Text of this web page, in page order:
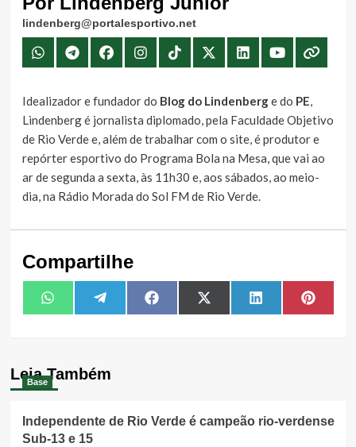
lindenberg@portalesportivo.net
Idealizador e fundador do Blog do Lindenberge do PE,
Lindenberg é jornalista diplomado, pela Faculdade Objetivo
de Rio Verde e, além de trabalhar com o site, é produtor e
repórter esportivo do Programa Bola na Mesa, que vai ao
ar de segunda a sexta, às 11h30 e, aos sábados, ao meio-
dia, na Rádio Morada do Sol FM de Rio Verde.
Compartilhe
Share
on
WhatsAppShare
on
TelegramShare
on
FacebookShare
on
X
(Twitter)
Share
on
LinkedIn Share
on
Leia Também
Base
Independente de Rio Verde é campeão rio-verdense
Sub-13 e 15